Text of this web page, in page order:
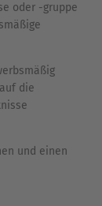
oder -gruppe
die
und einen